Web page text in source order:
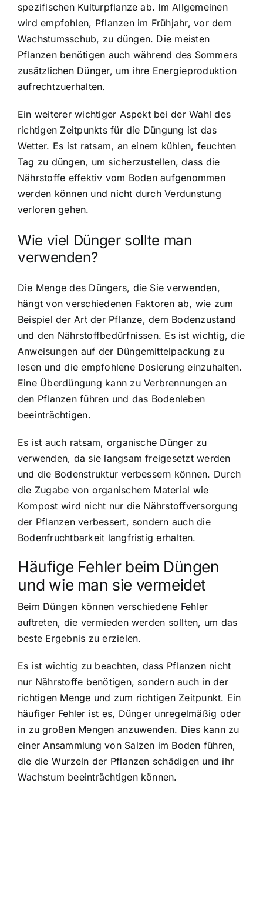
spezifischen Kulturpflanze ab. Im Allgemeinen
wird empfohlen, Pflanzen im Frühjahr, vor dem
Wachstumsschub, zu düngen. Die meisten
Pflanzen benötigen auch während des Sommers
zusätzlichen Dünger, um ihre Energieproduktion
aufrechtzuerhalten.
Ein weiterer wichtiger Aspekt bei der Wahl des
richtigen Zeitpunkts für die Düngung ist das
Wetter. Es ist ratsam, an einem kühlen, feuchten
Tag zu düngen, um sicherzustellen, dass die
Nährstoffe effektiv vom Boden aufgenommen
werden können und nicht durch Verdunstung
verloren gehen.
Wie viel Dünger sollte man
verwenden?
Die Menge des Düngers, die Sie verwenden,
hängt von verschiedenen Faktoren ab, wie zum
Beispiel der Art der Pflanze, dem Bodenzustand
und den Nährstoffbedürfnissen. Es ist wichtig, die
Anweisungen auf der Düngemittelpackung zu
lesen und die empfohlene Dosierung einzuhalten.
Eine Überdüngung kann zu Verbrennungen an
den Pflanzen führen und das Bodenleben
beeinträchtigen.
Es ist auch ratsam, organische Dünger zu
verwenden, da sie langsam freigesetzt werden
und die Bodenstruktur verbessern können. Durch
die Zugabe von organischem Material wie
Kompost wird nicht nur die Nährstoffversorgung
der Pflanzen verbessert, sondern auch die
Bodenfruchtbarkeit langfristig erhalten.
Häufige Fehler beim Düngen
und wie man sie vermeidet
Beim Düngen können verschiedene Fehler
auftreten, die vermieden werden sollten, um das
beste Ergebnis zu erzielen.
Es ist wichtig zu beachten, dass Pflanzen nicht
nur Nährstoffe benötigen, sondern auch in der
richtigen Menge und zum richtigen Zeitpunkt. Ein
häufiger Fehler ist es, Dünger unregelmäßig oder
in zu großen Mengen anzuwenden. Dies kann zu
einer Ansammlung von Salzen im Boden führen,
die die Wurzeln der Pflanzen schädigen und ihr
Wachstum beeinträchtigen können.